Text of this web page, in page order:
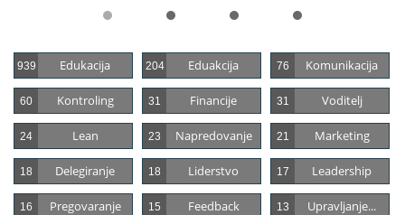
Edukacija
939 Eduakcija
204 Komunikacija
76
Kontroling
60 Financije
31 Voditelj
31
Lean
24 Napredovanje
23 Marketing
21
Delegiranje
18 Liderstvo
18 Leadership
17
Pregovaranje
16 Feedback
15 Upravljanje...
13